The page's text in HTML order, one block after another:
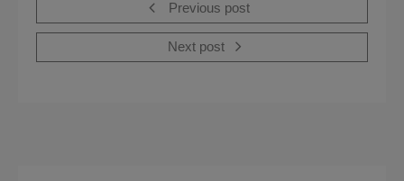
Previous post
Next post